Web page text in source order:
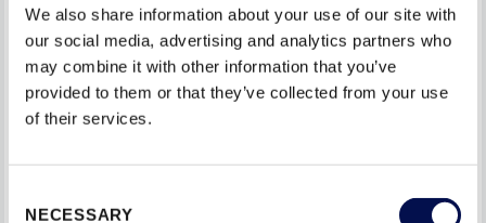
We also share information about your use of our site with
our social media, advertising and analytics partners who
may combine it with other information that you’ve
provided to them or that they’ve collected from your use
of their services.
Selection
NECESSARY
CHARISMA EQ
EUROBA-E3
EUROBA-K
STRUKTURA RS
​OPTIMA 30